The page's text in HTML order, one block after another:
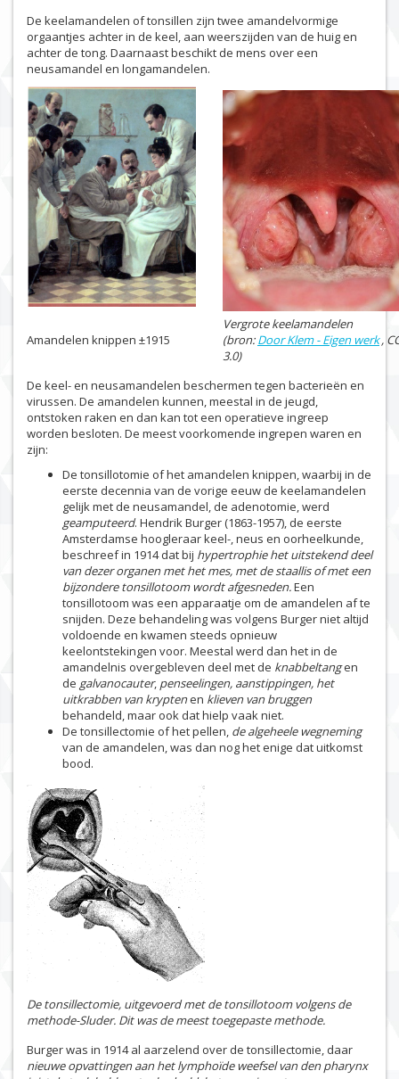
De keelamandelen of tonsillen zijn twee amandelvormige
orgaantjes achter in de keel, aan weerszijden van de huig en
achter de tong. Daarnaast beschikt de mens over een
neusamandel en longamandelen.
Amandelen knippen ±1915
Vergrote keelamandelen
(bron:Door Klem - Eigen werk,
3.0)
De keel- en neusamandelen beschermen tegen bacterieën en
virussen. De amandelen kunnen, meestal in de jeugd,
ontstoken raken en dan kan tot een operatieve ingreep
worden besloten. De meest voorkomende ingrepen waren en
zijn:
De tonsillotomie of het amandelen knippen, waarbij in de
eerste decennia van de vorige eeuw de keelamandelen
gelijk met de neusamandel, de adenotomie, werd
geamputeerd. Hendrik Burger (1863-1957), de eerste
Amsterdamse hoogleraar keel-, neus en oorheelkunde,
beschreef in 1914 dat bij hypertrophie het uitstekend deel
van dezer organen met het mes, met de staallis of met een
bijzondere tonsillotoom wordt afgesneden.Een
tonsillotoom was een apparaatje om de amandelen af te
snijden. Deze behandeling was volgens Burger niet altijd
voldoende en kwamen steeds opnieuw
keelontstekingen voor. Meestal werd dan het in de
amandelnis overgebleven deel met de knabbeltangen
de galvanocauter, penseelingen, aanstippingen, het
uitkrabben van kryptenen klieven van bruggen
behandeld, maar ook dat hielp vaak niet.
De tonsillectomie of het pellen, de algeheele wegneming
van de amandelen, was dan nog het enige dat uitkomst
bood.
De tonsillectomie, uitgevoerd met de tonsillotoom volgens de
methode-Sluder. Dit was de meest toegepaste methode.
Burger was in 1914 al aarzelend over de tonsillectomie, daar
nieuwe opvattingen aan het lymphoïde weefsel van den pharynx